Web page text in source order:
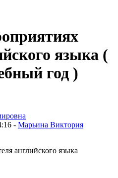
языка (
год )
- Марьина Виктория
английского языка